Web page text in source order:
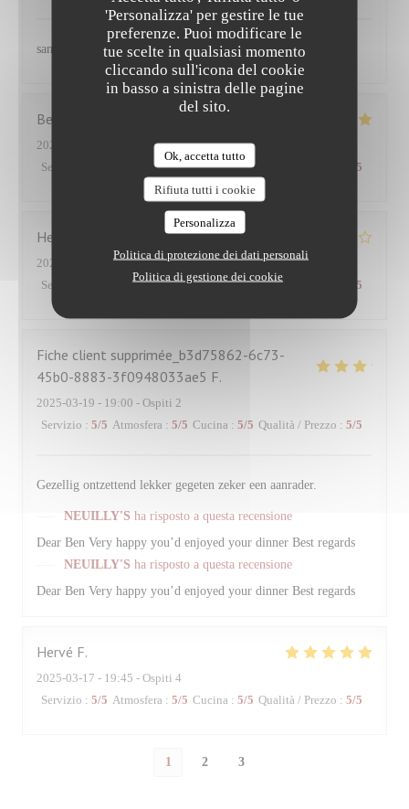
'Personalizza' per gestire le tue
preferenze. Puoi modificare le
tue scelte in qualsiasi momento
cliccando sull'icona del cookie
in basso a sinistra delle pagine
del sito.
Ok, accetta tutto
Rifiuta tutti i cookie
Personalizza
Politica di protezione dei dati personali
Politica di gestione dei cookie
sans aucun doute
Benoit
2025-03-25
- 12:30 - Ospiti 5
Servizio
Atmosfera: 4/5 Cucina: 5/5 /5
Hervé
2025-03-26
- 12:30 - Ospiti 2
Servizio
Atmosfera: 5/5 Cucina: 4/5 Qualità / Prezzo /5
Fiche client supprimée_b3d75862-6c73-
45b0-8883-3f0948033ae5 F
2025-03-19 - 19:00 - Ospiti 2
Servizio : 5/5 Atmosfera : 5/5 Cucina : 5/5 Qualità / Prezzo : 5/5
Gezellig ontzettend lekker gegeten zeker een aanrader.
NEUILLY'S ha risposto a questa recensione
Dear Ben Very happy you’d enjoyed your dinner Best regards
NEUILLY'S ha risposto a questa recensione
Dear Ben Very happy you’d enjoyed your dinner Best regards
Hervé F
2025-03-17 - 19:45 - Ospiti 4
Servizio : 5/5 Atmosfera : 5/5 Cucina : 5/5 Qualità / Prezzo : 5/5
1 2 3